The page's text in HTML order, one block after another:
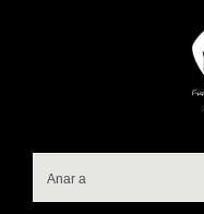
Anar a